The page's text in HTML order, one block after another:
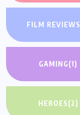
FILM REVIEWS
GAMING(1)
HEROES(2)